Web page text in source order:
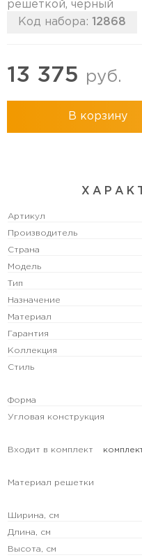
решеткой, черный
Код набора: 12868
13 375 руб.
В корзину
Артикул
Производитель
Страна
Модель
Тип
Назначение
Материал
Гарантия
Коллекция
Стиль
Форма
Угловая конструкция
Входит в комплект
Материал решетки
Ширина, см
Длина, см
Высота, см